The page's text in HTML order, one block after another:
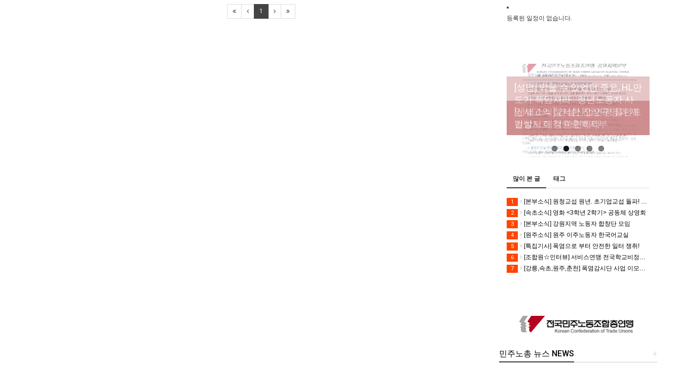
1
등록된 일정이 없습니다.
[성명] 막을 수 있었던 죽음, HL만
도가 책임져라 : 청년노동자 사
망사고의 철저한 진상규명과 재
발방지 대책 마련하라
[산별소식] 건설산업연맹 플랜트
건설노조 강원충북지부
[강릉,속초,원주,춘천] 폭염감시
단 사업 이모저모
[조합원☆인터뷰] 서비스연맹 전
국학교비정규직노동조합 강원
지부 김유미 춘천지회장
[본부소식] 강원지역 노동자 합
창단 모임
많이 본 글 태그
1 [본부소식] 원청교섭 원년. 초기업교섭 돌파! 모든 노동자의 노동기본권 쟁취! 민주노총 7.15 총파업대회
2 [속초소식] 영화 <3학년 2학기> 공동체 상영회
3 [본부소식] 강원지역 노동자 합창단 모임
4 [원주소식] 원주 이주노동자 한국어교실
5 [특집기사] 폭염으로 부터 안전한 일터 쟁취!
6 [조합원☆인터뷰] 서비스연맹 전국학교비정규직노동조합 강원지부 김유미 춘천지회장
7 [강릉,속초,원주,춘천] 폭염감시단 사업 이모저모
+
민주노총 뉴스 NEWS